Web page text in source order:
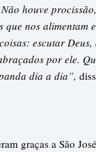
houve
nos alimentam
escutar
por ele.
dia a dia”,
graças a São